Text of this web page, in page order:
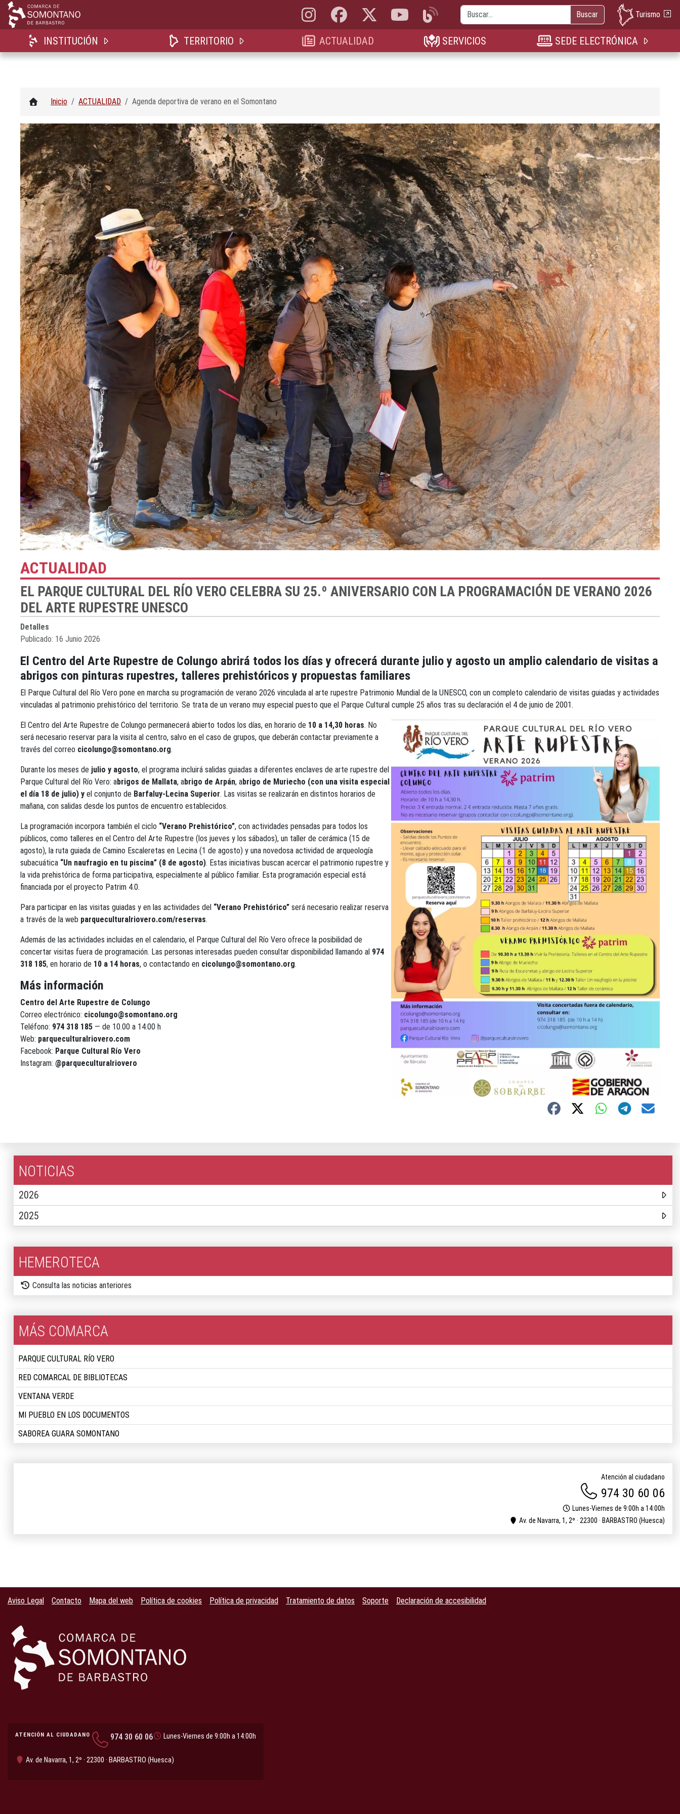
Instagram, abre en nueva pestaña
Facebook, abre en nueva pestaña
X, antes Twitter, abre en nueva pestaña
YouTube, abre en nueva pestaña
Blog, abre en nueva pestaña
Buscar Buscar Turismo
INSTITUCIÓN TERRITORIO ACTUALIDAD SERVICIOS SEDE ELECTRÓNICA
Inicio ACTUALIDAD Agenda deportiva de verano en el Somontano
ACTUALIDAD
EL PARQUE CULTURAL DEL RÍO VERO CELEBRA SU 25.º ANIVERSARIO CON LA PROGRAMACIÓN DE VERANO 2026
DEL ARTE RUPESTRE UNESCO
Detalles
Publicado: 16 Junio 2026
El Centro del Arte Rupestre de Colungo abrirá todos los días y ofrecerá durante julio y agosto un amplio calendario de visitas a
abrigos con pinturas rupestres, talleres prehistóricos y propuestas familiares
El Parque Cultural del Río Vero pone en marcha su programación de verano 2026 vinculada al arte rupestre Patrimonio Mundial de la UNESCO, con un completo calendario de visitas guiadas y actividades
vinculadas al patrimonio prehistórico del territorio. Se trata de un verano muy especial puesto que el Parque Cultural cumple 25 años tras su declaración el 4 de junio de 2001.
El Centro del Arte Rupestre de Colungo permanecerá abierto todos los días, en horario de 10 a 14,30 horas. No
será necesario reservar para la visita al centro, salvo en el caso de grupos, que deberán contactar previamente a
través del correo cicolungo@somontano.org.
Durante los meses de julio y agosto, el programa incluirá salidas guiadas a diferentes enclaves de arte rupestre del
Parque Cultural del Río Vero: abrigos de Mallata, abrigo de Arpán, abrigo de Muriecho (con una visita especial
el día 18 de julio) y el conjunto de Barfaluy-Lecina Superior. Las visitas se realizarán en distintos horarios de
mañana, con salidas desde los puntos de encuentro establecidos.
La programación incorpora también el ciclo “Verano Prehistórico”, con actividades pensadas para todos los
públicos, como talleres en el Centro del Arte Rupestre (los jueves y los sábados), un taller de cerámica (15 de
agosto), la ruta guiada de Camino Escaleretas en Lecina (1 de agosto) y una novedosa actividad de arqueología
subacuática “Un naufragio en tu piscina” (8 de agosto). Estas iniciativas buscan acercar el patrimonio rupestre y
la vida prehistórica de forma participativa, especialmente al público familiar. Esta programación especial está
financiada por el proyecto Patrim 4.0.
Para participar en las visitas guiadas y en las actividades del “Verano Prehistórico” será necesario realizar reserva
a través de la web parqueculturalriovero.com/reservas.
Además de las actividades incluidas en el calendario, el Parque Cultural del Río Vero ofrece la posibilidad de
concertar visitas fuera de programación. Las personas interesadas pueden consultar disponibilidad llamando al 974
318 185, en horario de 10 a 14 horas, o contactando en cicolungo@somontano.org.
Más información
Centro del Arte Rupestre de Colungo
Correo electrónico: cicolungo@somontano.org
Teléfono: 974 318 185 — de 10.00 a 14.00 h
Web: parqueculturalriovero.com
Facebook: Parque Cultural Río Vero
Instagram: @parqueculturalriovero
NOTICIAS
2026
2025
HEMEROTECA
Consulta las noticias anteriores
MÁS COMARCA
PARQUE CULTURAL RÍO VERO
RED COMARCAL DE BIBLIOTECAS
VENTANA VERDE
MI PUEBLO EN LOS DOCUMENTOS
SABOREA GUARA SOMONTANO
Atención al ciudadano
974 30 60 06
Lunes-Viernes de 9:00h a 14:00h
Av. de Navarra, 1, 2º · 22300 · BARBASTRO (Huesca)
Aviso Legal Contacto Mapa del web Política de cookies Política de privacidad Tratamiento de datos Soporte Declaración de accesibilidad
ATENCIÓN AL CIUDADANO 974 30 60 06 Lunes-Viernes de 9:00h a 14:00h
Av. de Navarra, 1, 2º · 22300 · BARBASTRO (Huesca)